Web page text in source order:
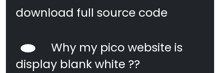
download full source code
Why my pico website is
display blank white ??